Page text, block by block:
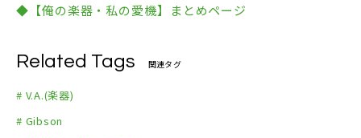
◆【俺の楽器・私の愛機】まとめページ
Related Tags 関連タグ
# V.A.(楽器)
# Gibson